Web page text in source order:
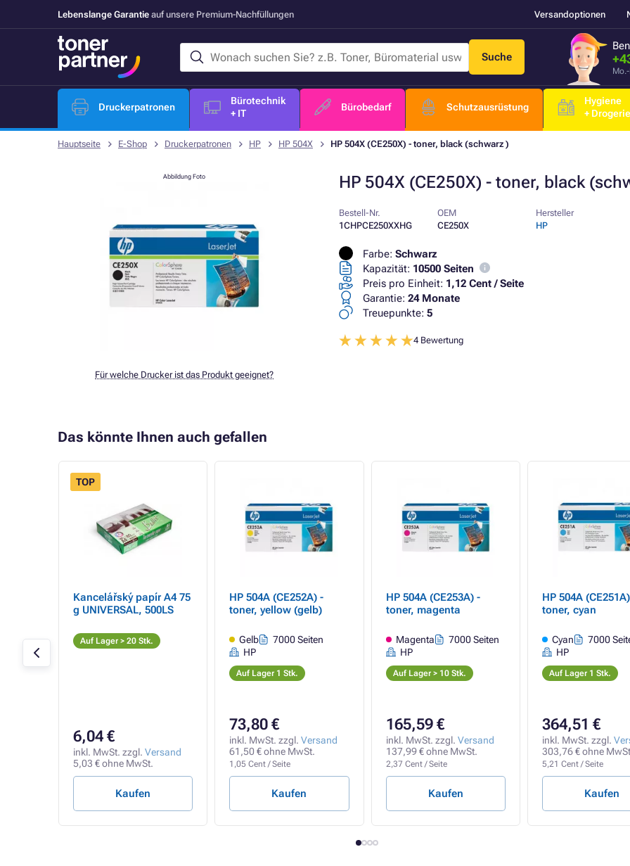
Lebenslange Garantie auf unsere Premium-Nachfüllungen Versandoptionen
Suche
Druckerpatronen
Bürotechnik
+ IT
Bürobedarf Schutzausrüstung
Hygiene
+ Drogerie
Hauptseite E-Shop Druckerpatronen HP HP 504X HP 504X (CE250X) - toner, black (schwarz )
HP 504X (CE250X) - toner, black
Abbildung Foto
Für welche Drucker ist das Produkt geeignet?
Bestell-Nr.
1CHPCE250XXHG
OEM
CE250X
Hersteller
HP
Farbe: Schwarz
Kapazität: 10500 Seiten
Preis pro Einheit: 1,12 Cent / Seite
Garantie: 24 Monate
Treuepunkte: 5
4 Bewertung
Das könnte Ihnen auch gefallen
TOP
Kancelářský papír A4 75
g UNIVERSAL, 500LS
Auf Lager > 20 Stk.
6,04 €
inkl. MwSt. zzgl. Versand
5,03 € ohne MwSt.
Kaufen
HP 504A (CE252A) -
toner, yellow (gelb)
Gelb
7000 Seiten
HP
Auf Lager 1 Stk.
73,80 €
inkl. MwSt. zzgl. Versand
61,50 € ohne MwSt.
1,05 Cent / Seite
Kaufen
HP 504A (CE253A) -
toner, magenta
Magenta
7000 Seiten
HP
Auf Lager > 10 Stk.
165,59 €
inkl. MwSt. zzgl. Versand
137,99 € ohne MwSt.
2,37 Cent / Seite
Kaufen
HP 504A
toner, cyan
Cyan
7000
HP
Auf Lager 1 Stk.
364,51 €
inkl. MwSt. zzgl.
303,76 € ohne
5,21 Cent / Seite
Kaufen